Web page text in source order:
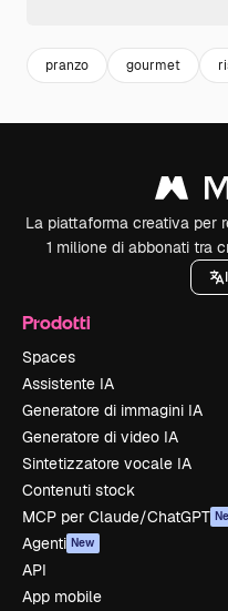
pranzo gourmet
La piattaforma creativa per
1 milione di abbonati tra
Prodotti
Spaces
Assistente IA
Generatore di immagini IA
Generatore di video IA
Sintetizzatore vocale IA
Contenuti stock
MCP per Claude/ChatGPT
Agenti New
API
App mobile